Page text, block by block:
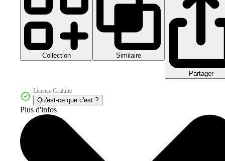
Collection Similaire
Partager
Licence Gratuite
Qu'est-ce que c'est ?
Plus d'infos